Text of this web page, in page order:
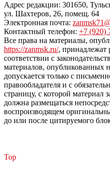
Адрес редакции: 301650,
ул. Шахтеров, 26, помещ. 64
Электронная почта:
Контактный телефон: +7 (920)
Все права на материалы,
https://zanmsk.ru/, принадлежат
соответствии с
материалов, опубликованных
допускается только с
правообладателя и с
страницу, с которой материал
должна размещаться
воспроизводящем
до или после цитируемого
Top